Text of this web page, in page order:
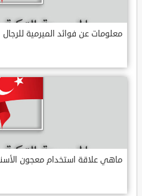
معلومات عن فوائد الميرمية للرجال
ماهي علاقة استخدام معجون